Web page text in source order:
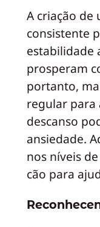
A criação
consistente
estabilidade
prosperam
portanto,
regular para
descanso
ansiedade.
nos níveis
cão para